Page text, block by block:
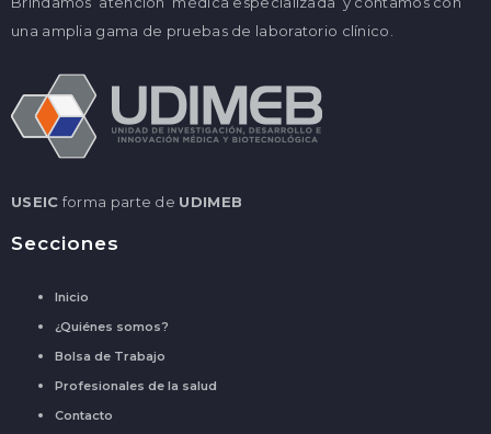
una amplia gama de pruebas de laboratorio clínico.
USEIC forma parte de UDIMEB
Secciones
Inicio
¿Quiénes somos?
Bolsa de Trabajo
Profesionales de la salud
Contacto